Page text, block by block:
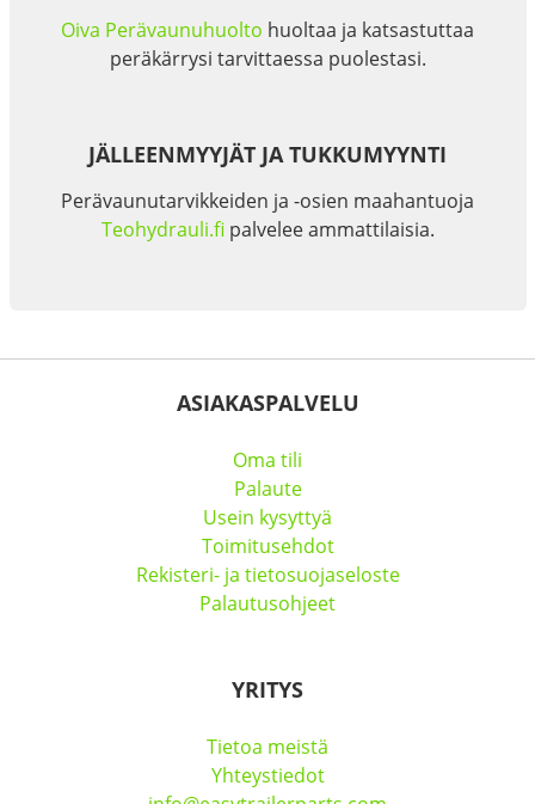
Oiva Perävaunuhuolto huoltaa ja katsastuttaa
peräkärrysi tarvittaessa puolestasi.
JÄLLEENMYYJÄT JA TUKKUMYYNTI
Perävaunutarvikkeiden ja -osien maahantuoja
Teohydrauli.fi palvelee ammattilaisia.
ASIAKASPALVELU
Oma tili
Palaute
Usein kysyttyä
Toimitusehdot
Rekisteri- ja tietosuojaseloste
Palautusohjeet
YRITYS
Tietoa meistä
Yhteystiedot